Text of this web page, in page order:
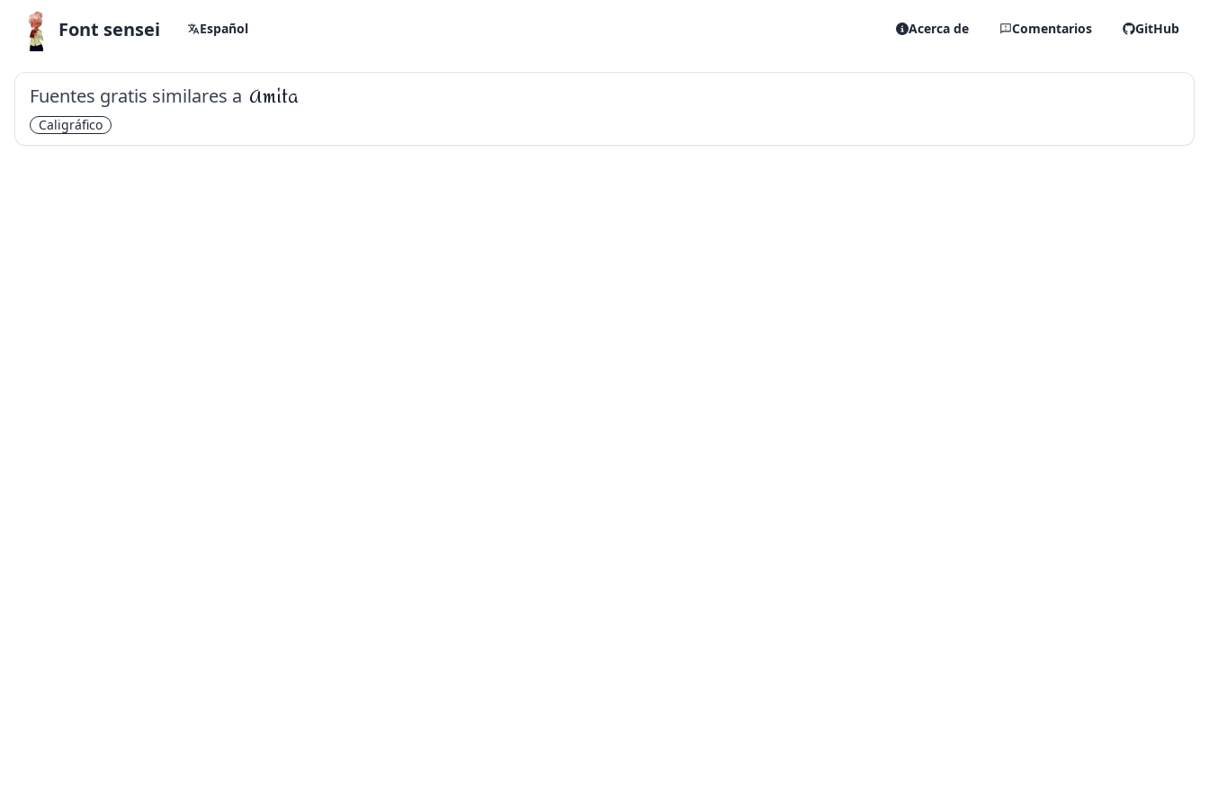
Font sensei Español Acerca de Comentarios GitHub
Fuentes gratis similares a Amita
Caligráfico